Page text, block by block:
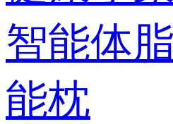
智能体
能枕